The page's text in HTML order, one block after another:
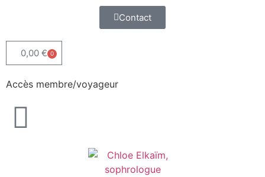
Contact
0,00 € 0
Accès membre/voyageur